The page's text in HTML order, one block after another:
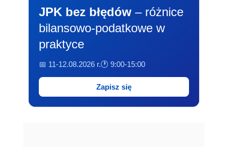
JPK bez błędów – różnice
bilansowo-podatkowe w
praktyce
📅 11-12.08.2026 r.🕐 9:00-15:00
Zapisz się